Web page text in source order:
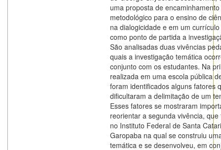
uma proposta de encaminhamento
metodológico para o ensino de
na dialogicidade e em um
como ponto de partida a
São analisadas duas vivências
quais a investigação temática
conjunto com os estudantes. Na
realizada em uma escola pública
foram identificados alguns fatores
dificultaram a delimitação de um
Esses fatores se mostraram
reorientar a segunda vivência,
no Instituto Federal de Santa
Garopaba na qual se construiu
temática e se desenvolveu, em